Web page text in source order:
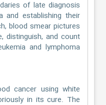
of late diagnosis
and establishing their
blood smear pictures
distinguish, and count
and lymphoma
cancer using white
in its cure. The